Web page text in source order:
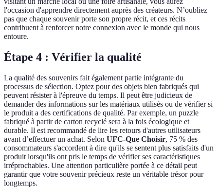
l'occasion d'apprendre directement auprès des créateurs. N’oubliez
pas que chaque souvenir porte son propre récit, et ces récits
contribuent à renforcer notre connexion avec le monde qui nous
entoure.
Étape 4 : Vérifier la qualité
La qualité des souvenirs fait également partie intégrante du
processus de sélection. Optez pour des objets bien fabriqués qui
peuvent résister à l'épreuve du temps. Il peut être judicieux de
demander des informations sur les matériaux utilisés ou de vérifier si
le produit a des certifications de qualité. Par exemple, un puzzle
fabriqué à partir de carton recyclé sera à la fois écologique et
durable. Il est recommandé de lire les retours d'autres utilisateurs
avant d’effectuer un achat. Selon UFC-Que Choisir, 75 % des
consommateurs s'accordent à dire qu'ils se sentent plus satisfaits d'un
produit lorsqu'ils ont pris le temps de vérifier ses caractéristiques
irréprochables. Une attention particulière portée à ce détail peut
garantir que votre souvenir précieux reste un véritable trésor pour
longtemps.